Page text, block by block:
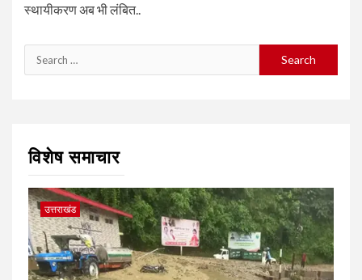
स्थायीकरण अब भी लंबित..
Search
for:
विशेष समाचार
उत्तराखंड